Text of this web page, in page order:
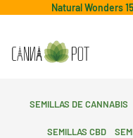
Natural Wonders
Semillas de cannabis
Semillas CBD